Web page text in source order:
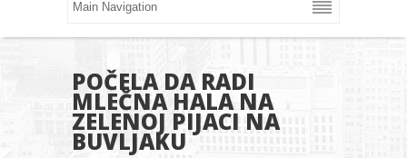
POČELA DA RADI
MLEČNA HALA NA
ZELENOJ PIJACI NA
BUVLJAKU